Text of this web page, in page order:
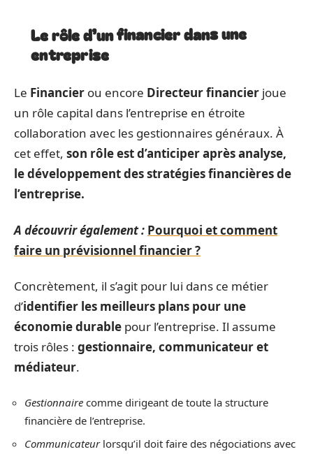
Le rôle d’un financier dans une
entreprise
Le Financier ou encore Directeur financier joue
un rôle capital dans l’entreprise en étroite
collaboration avec les gestionnaires généraux. À
cet effet, son rôle est d’anticiper après analyse,
le développement des stratégies financières de
l’entreprise.
A découvrir également : Pourquoi et comment
faire un prévisionnel financier ?
Concrètement, il s’agit pour lui dans ce métier
d’identifier les meilleurs plans pour une
économie durable pour l’entreprise. Il assume
trois rôles : gestionnaire, communicateur et
médiateur.
Gestionnaire comme dirigeant de toute la structure
financière de l’entreprise.
Communicateurlorsqu’il doit faire des négociations avec